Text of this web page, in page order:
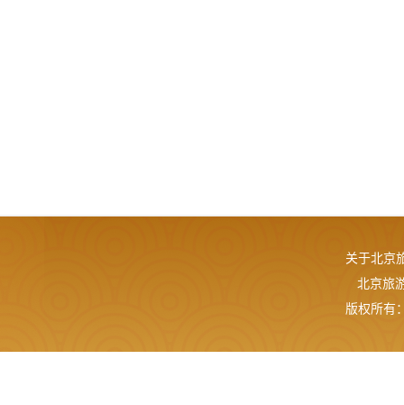
关于北京
北京旅
版权所有